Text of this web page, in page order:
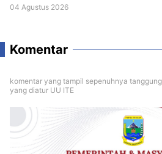
04 Agustus 2026
Komentar
komentar yang tampil sepenuhnya
yang diatur UU ITE